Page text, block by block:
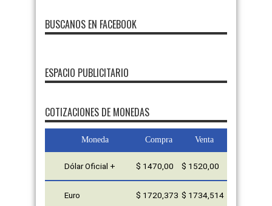
BUSCANOS EN FACEBOOK
ESPACIO PUBLICITARIO
FMDOS
COTIZACIONES DE MONEDAS
Moneda Compra Venta
Dólar Oficial + $ 1470,00 $ 1520,00
Euro $ 1720,373 $ 1734,514